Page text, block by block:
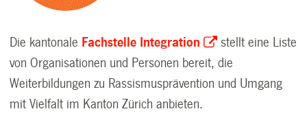
Die kantonale Fachstelle Integration
stellt eine Liste
vonOrganisationen und Personen bereit, die
Weiterbildungen zu Rassismusprävention und Umgang
mit Vielfalt im Kanton Zürich anbieten.